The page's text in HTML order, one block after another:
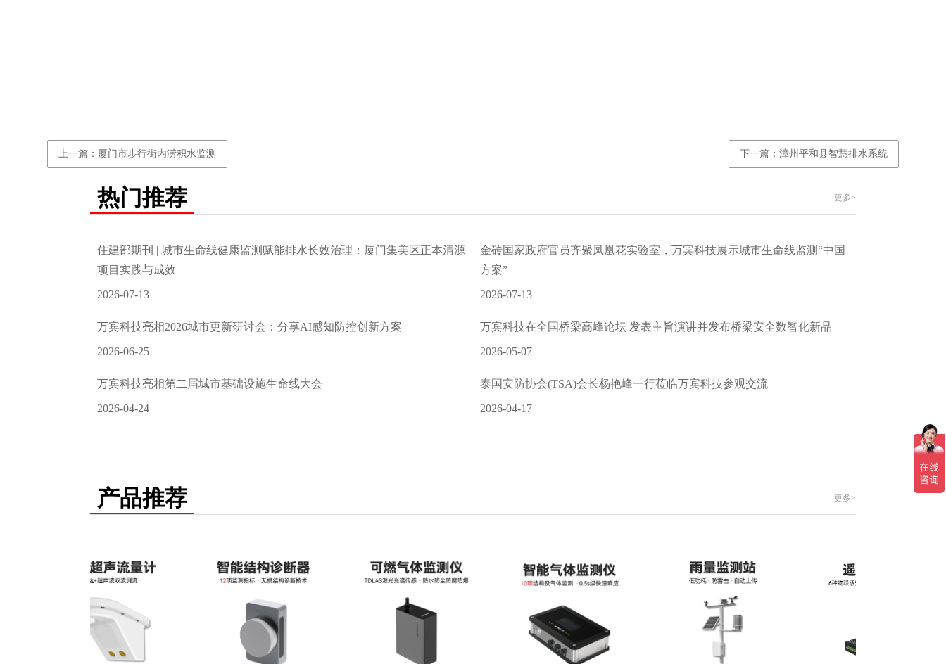
上一篇：厦门市步行街内涝积水监测 下一篇：漳州平和县智慧排水系统
热门推荐 更多>
住建部期刊 | 城市生命线健康监测赋能排水长效治理：厦门集美区正本清源
项目实践与成效
2026-07-13
金砖国家政府官员齐聚凤凰花实验室，万宾科技展示城市生命线监测“中国
方案”
2026-07-13
万宾科技亮相2026城市更新研讨会：分享AI感知防控创新方案
2026-06-25
万宾科技在全国桥梁高峰论坛 发表主旨演讲并发布桥梁安全数智化新品
2026-05-07
万宾科技亮相第二届城市基础设施生命线大会
2026-04-24
泰国安防协会(TSA)会长杨艳峰一行莅临万宾科技参观交流
2026-04-17
产品推荐 更多>